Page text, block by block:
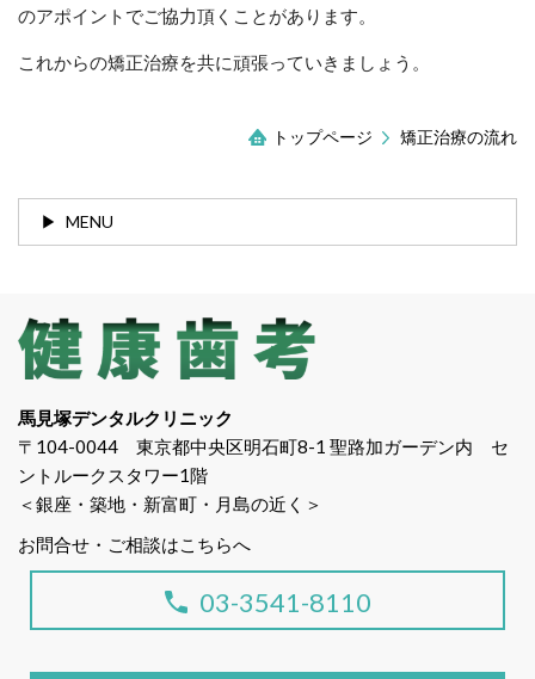
のアポイントでご協力頂くことがあります。
これからの矯正治療を共に頑張っていきましょう。
トップページ 矯正治療の流れ
MENU
馬見塚デンタルクリニック
〒104-0044 東京都中央区明石町8-1 聖路加ガーデン内 セ
ントルークスタワー1階
＜銀座・築地・新富町・月島の近く＞
お問合せ・ご相談はこちらへ
03-3541-8110